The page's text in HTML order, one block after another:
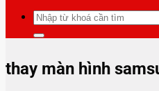
Tìm
kiếm:
thay màn hình